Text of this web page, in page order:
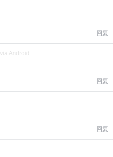
回复
via Android
回复
回复